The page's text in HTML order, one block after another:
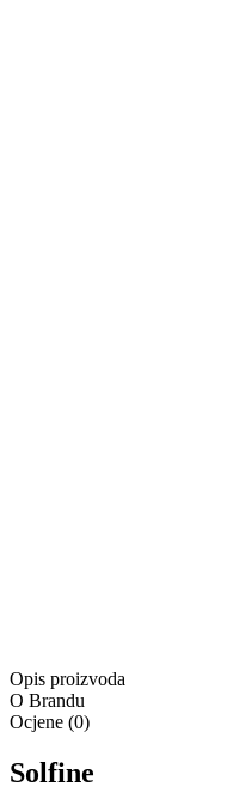
Opis proizvoda
O Brandu
Ocjene (0)
Solfine